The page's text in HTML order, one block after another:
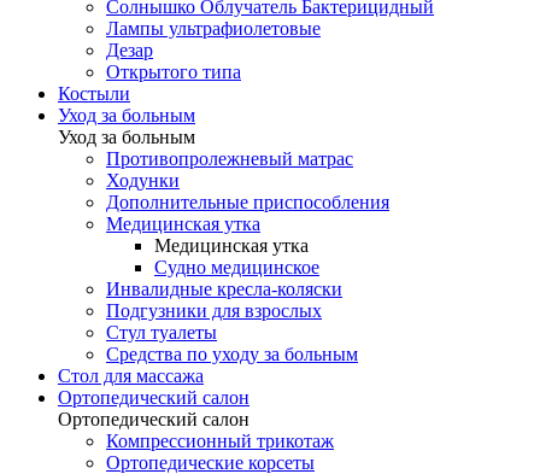
Солнышко Облучатель Бактерицидный
Лампы ультрафиолетовые
Дезар
Открытого типа
Костыли
Уход за больным
Уход за больным
Противопролежневый матрас
Ходунки
Дополнительные приспособления
Медицинская утка
Медицинская утка
Судно медицинское
Инвалидные кресла-коляски
Подгузники для взрослых
Стул туалеты
Средства по уходу за больным
Cтол для массажа
Ортопедический салон
Ортопедический салон
Компрессионный трикотаж
Ортопедические корсеты